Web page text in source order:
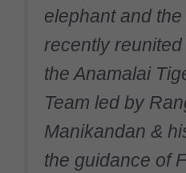
elephant and
recently
the Anamalai
Team led by
Manikandan &
the guidance of